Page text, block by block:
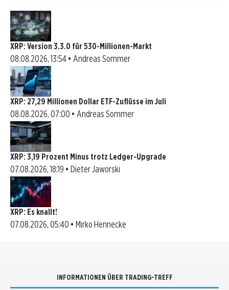
XRP: Version 3.3.0 für 530-Millionen-Markt
08.08.2026, 13:54 • Andreas Sommer
XRP: 27,29 Millionen Dollar ETF-Zuflüsse im Juli
08.08.2026, 07:00 • Andreas Sommer
XRP: 3,19 Prozent Minus trotz Ledger-Upgrade
07.08.2026, 18:19 • Dieter Jaworski
XRP: Es knallt!
07.08.2026, 05:40 • Mirko Hennecke
INFORMATIONEN ÜBER TRADING-TREFF